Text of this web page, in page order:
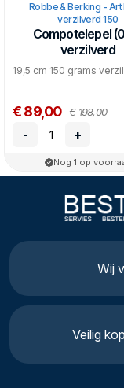
Robbe & Berking -
verzilverd 150
Compotelepel
verzilverd
19,5 cm 150 grams
€ 89,00 € 198,00
- +
Nog 1 op
Wij
Veilig